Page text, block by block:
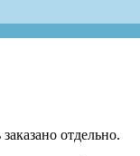
отдельно.